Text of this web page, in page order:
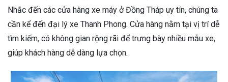
Nhắc đến các cửa hàng xe máy ở Đồng Tháp uy tín, chúng ta
cần kể đến đại lý xe Thanh Phong. Cửa hàng nằm tại vị trí dễ
tìm kiếm, có không gian rộng rãi để trưng bày nhiều mẫu xe,
giúp khách hàng dễ dàng lựa chọn.